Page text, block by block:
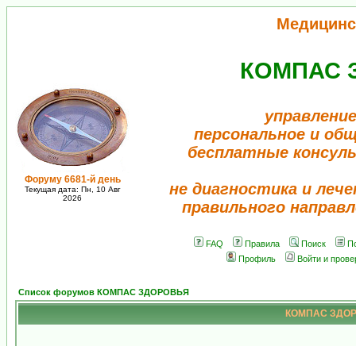
Форуму 6681-й день
Текущая дата: Пн, 10 Авг
2026
КОМПАС
персональное и
бесплатные
не диагностика и
правильного
FAQ Правила Поиск
Профиль
Войти и
Список форумов КОМПАС ЗДОРОВЬЯ
КОМПАС